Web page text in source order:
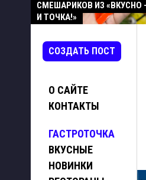
СМЕШАРИКОВ ИЗ «ВКУСНО
И ТОЧКА!»
СОЗДАТЬ ПОСТ
О САЙТЕ
КОНТАКТЫ
ГАСТРОТОЧКА
ВКУСНЫЕ
НОВИНКИ